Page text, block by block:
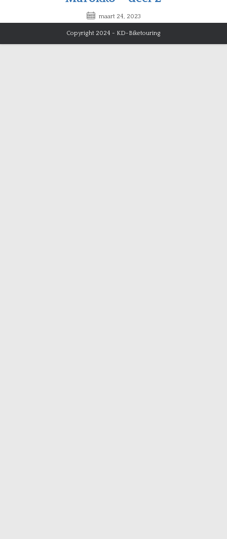
maart 24, 2023
Copyright 2024 - KD-Biketouring